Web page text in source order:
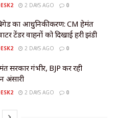
2 DAYS AGO 0
का आधुनिकीकरण: CM हेमंत
टेंडर वाहनों को दिखाई हरी झंडी
2 DAYS AGO 0
सरकार गंभीर, BJP कर रही
अंसारी
2 DAYS AGO 0